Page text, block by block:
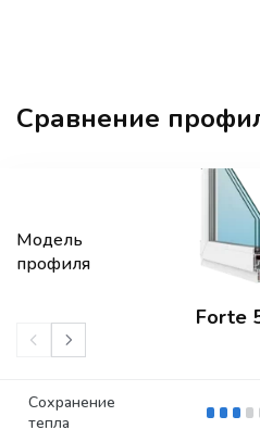
Сравнение
Модель
профиля
Forte
Сохранение
тепла